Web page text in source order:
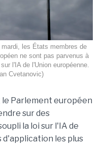
les États membres de
ne sont pas parvenus à
l'IA de l'Union européenne.
Cvetanovic)
le Parlement européen
sur des
la loi sur l'IA de
d'application les plus